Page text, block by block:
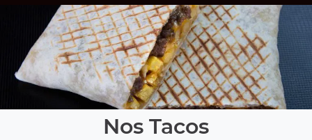
Nos Tacos